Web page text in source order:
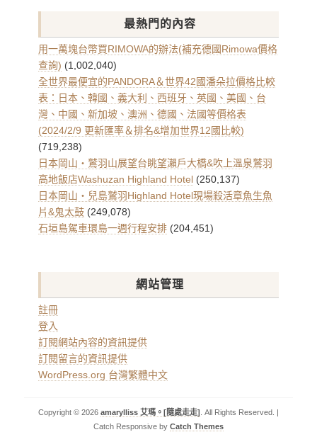
章
整
最熱門的內容
用一萬塊台幣買RIMOWA的辦法(補充德國Rimowa價格
查詢) (1,002,040)
全世界最便宜的PANDORA＆世界42國潘朵拉價格比較
表：日本、韓國、義大利、西班牙、英國、美國、台
灣、中國、新加坡、澳洲、德國、法國等價格表
(2024/2/9 更新匯率＆排名&增加世界12國比較)
(719,238)
日本岡山・鷲羽山展望台眺望瀨戶大橋&吹上溫泉鷲羽
高地飯店Washuzan Highland Hotel (250,137)
日本岡山・兒島鷲羽Highland Hotel現場殺活章魚生魚
片&鬼太鼓 (249,078)
石垣島駕車環島一週行程安排 (204,451)
網站管理
註冊
登入
訂閱網站內容的資訊提供
訂閱留言的資訊提供
WordPress.org 台灣繁體中文
Copyright © 2026 amarylliss 艾瑪。[隨處走走] . All Rights Reserved. |
Catch Responsive by Catch Themes